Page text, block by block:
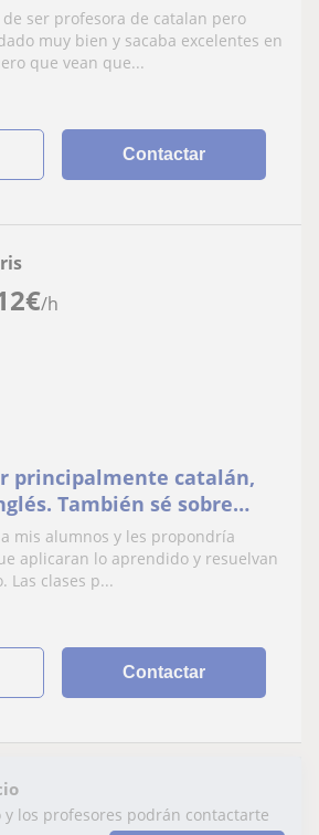
ser profesora de catalan pero
muy bien y sacaba excelentes en
que vean que...
Contactar
€/h
principalmente catalán,
También sé sobre
matemáticas,
mis alumnos y les propondría
aplicaran lo aprendido y resuelvan
Las clases p...
Contactar
los profesores podrán contactarte